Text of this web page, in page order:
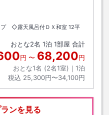
◇露天風呂付ＤＸ和室 12平
おとな2名 1泊 1部屋 合計
円 〜 68,200円
おとな1名 (2名1室)｜ 1泊
税込 25,300円〜34,100円
ンを見る